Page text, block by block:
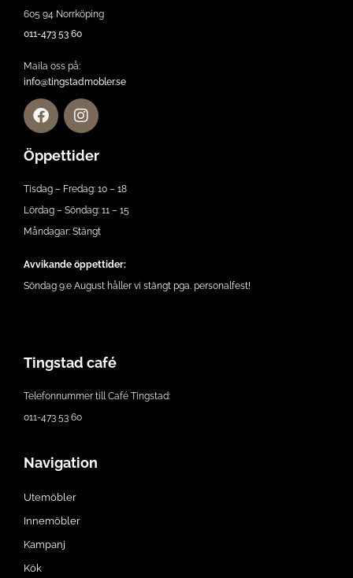
605 94 Norrköping
011-473 53 60
Maila oss på:
info@tingstadmobler.se
Öppettider
Tisdag – Fredag: 10 – 18
Lördag – Söndag: 11 – 15
Måndagar: Stängt
Avvikande öppettider:
Söndag 9:e August håller vi stängt pga. personalfest!
Tingstad café
Telefonnummer till Café Tingstad:
011-473 53 60
Navigation
Utemöbler
Innemöbler
Kampanj
Kök